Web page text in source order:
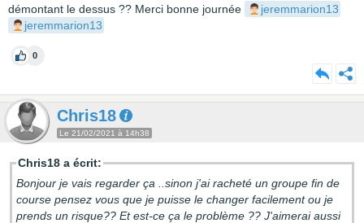
démontant le dessus ?? Merci bonne journée
jeremmarion13
jeremmarion13
0
Chris18
Le 21/02/2021 à 14h38
Chris18 a écrit:
Bonjour je vais regarder ça ..sinon j'ai racheté un groupe fin de
course pensez vous que je puisse le changer facilement ou je
prends un risque?? Et est-ce ça le problème ?? J'aimerai aussi